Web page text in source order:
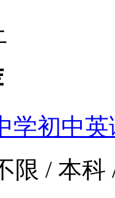
学初中
限 / 本科